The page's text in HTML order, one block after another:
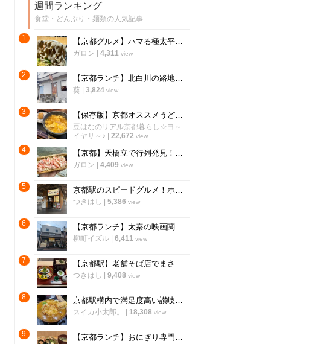
週間ランキング
食堂・どんぶり・麺類の人気記事
1 【京都グルメ】ハマる極太平打ち蕎麦！人気スーパー銭湯「力の湯」の食事処に新店
ガロン 4,311 view
2 【京都ランチ】北白川の路地裏レトロ食堂 秘密にしたい穴場店の"絶品タツタ南蛮"
葵 3,824 view
3 【保存版】京都オススメうどん！京都駅行列店～昔ながらの地元食堂まで☆下京区編【厳選８店】
豆はなのリアル京都暮らし☆ヨ～
イヤサ～♪
22,672 view
4 【京都】天橋立で行列発見！限定の贅沢かにめし弁当がまさかの1500円「はしだて物産」
ガロン 4,409 view
5 京都駅のスピードグルメ！ホームの侮れない立ち食いそば 早朝から営業「麺家 京都 上がも」
つきはし 5,386 view
6 【京都ランチ】太秦の映画関係者御用達、老舗お食事処「美濃屋」
柳町イズル| 6,411 view
7 【京都駅】老舗そば店でまさかの“そば食べ放題”隠れた大満足メニュー「田ごと」
つきはし 9,408 view
8 京都駅構内で満足度高い讃岐うどん！もっと早く来れば良かった「つくもうどん」
スイカ小太郎。 18,308 view
9 【京都ランチ】おにぎり専門店の唐揚げ付のセットが人気「成いち」